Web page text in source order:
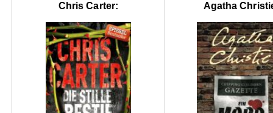
Chris Carter: Agatha